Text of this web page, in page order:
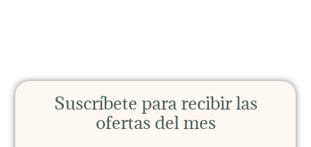
Suscríbete para recibir las
ofertas del mes